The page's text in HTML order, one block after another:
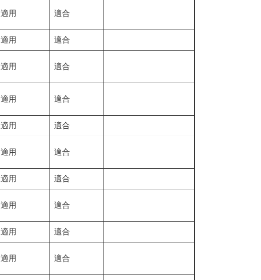
適用 適合
適用 適合
適用 適合
適用 適合
適用 適合
適用 適合
適用 適合
適用 適合
適用 適合
適用 適合